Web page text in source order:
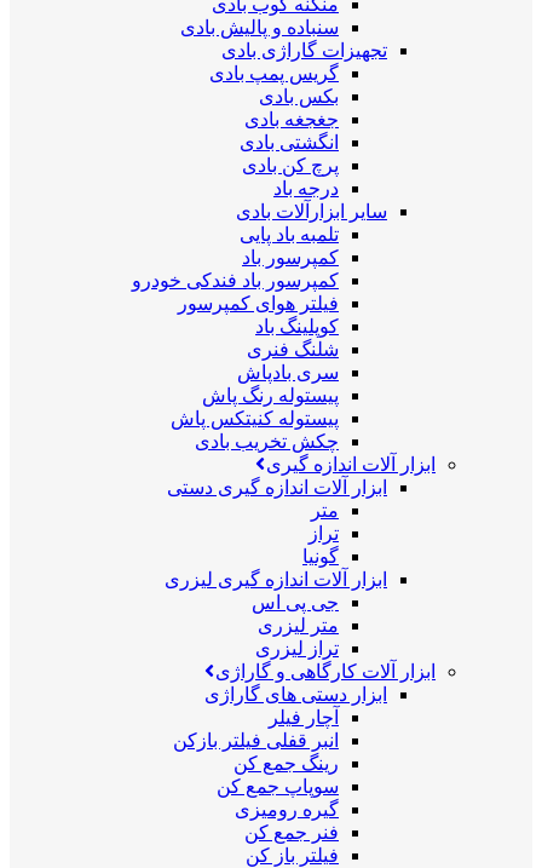
منگنه کوب بادی
سنباده و پالیش بادی
تجهیزات گاراژی بادی
گریس پمپ بادی
بکس بادی
جغجغه بادی
انگشتی بادی
پرچ کن بادی
درجه باد
سایر ابزارآلات بادی
تلمبه باد پایی
کمپرسور باد
کمپرسور باد فندکی خودرو
فیلتر هوای کمپرسور
کوپلینگ باد
شلنگ فنری
سری بادپاش
پیستوله رنگ پاش
پیستوله کنیتکس پاش
چکش تخریب بادی
ابزار آلات اندازه گیری
ابزار آلات اندازه گیری دستی
متر
تراز
گونیا
ابزار آلات اندازه گیری لیزری
جی پی اس
متر لیزری
تراز لیزری
ابزار آلات کارگاهی و گاراژی
ابزار دستی های گاراژی
آچار فیلر
انبر قفلی فیلتر بازکن
رینگ جمع کن
سوپاپ جمع کن
گیره رومیزی
فنر جمع کن
فیلتر باز کن